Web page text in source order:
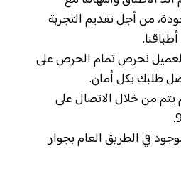
من أجل تقديم التجربة
نحرص تمام الحرص على
طلبك بكل أمان.
من خلال الاتصال على
في الطريق العام بجوار